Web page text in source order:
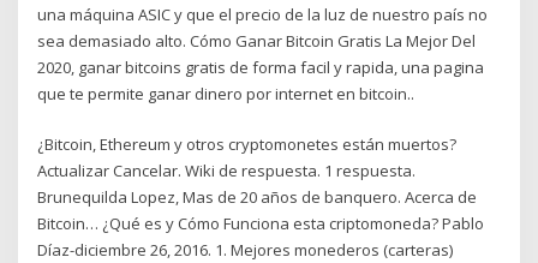
una máquina ASIC y que el precio de la luz de nuestro país no
sea demasiado alto. Cómo Ganar Bitcoin Gratis La Mejor Del
2020, ganar bitcoins gratis de forma facil y rapida, una pagina
que te permite ganar dinero por internet en bitcoin..
¿Bitcoin, Ethereum y otros cryptomonetes están muertos?
Actualizar Cancelar. Wiki de respuesta. 1 respuesta.
Brunequilda Lopez, Mas de 20 años de banquero. Acerca de
Bitcoin… ¿Qué es y Cómo Funciona esta criptomoneda? Pablo
Díaz-diciembre 26, 2016. 1. Mejores monederos (carteras)